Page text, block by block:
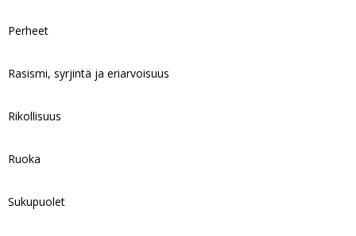
Perheet
Rasismi, syrjintä ja eriarvoisuus
Rikollisuus
Ruoka
Sukupuolet